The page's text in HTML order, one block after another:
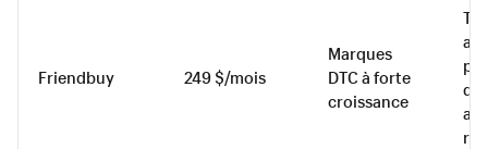
Friendbuy 249 $/mois
Marques
DTC à forte
croissance
de